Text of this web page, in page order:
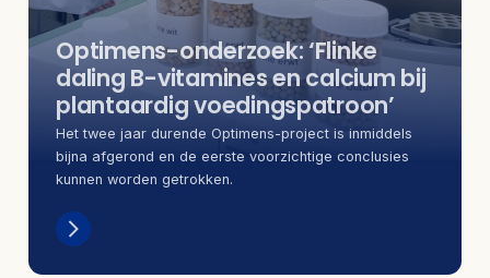
Optimens-onderzoek: ‘Flinke
daling B-vitamines en calcium bij
plantaardig voedingspatroon’
Het twee jaar durende Optimens-project is inmiddels
bijna afgerond en de eerste voorzichtige conclusies
kunnen worden getrokken.